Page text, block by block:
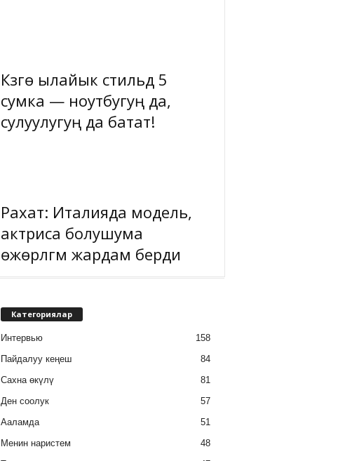
Күзгө ылайык стильдүү 5
сумка — ноутбугуң да,
сулуулугуң да батат!
Рахат: Италияда модель,
актриса болушума
өжөрлүгүм жардам берди
Категориялар
Интервью
158
Пайдалуу кеңеш
84
Сахна өкүлү
81
Ден соолук
57
Ааламда
51
Менин наристем
48